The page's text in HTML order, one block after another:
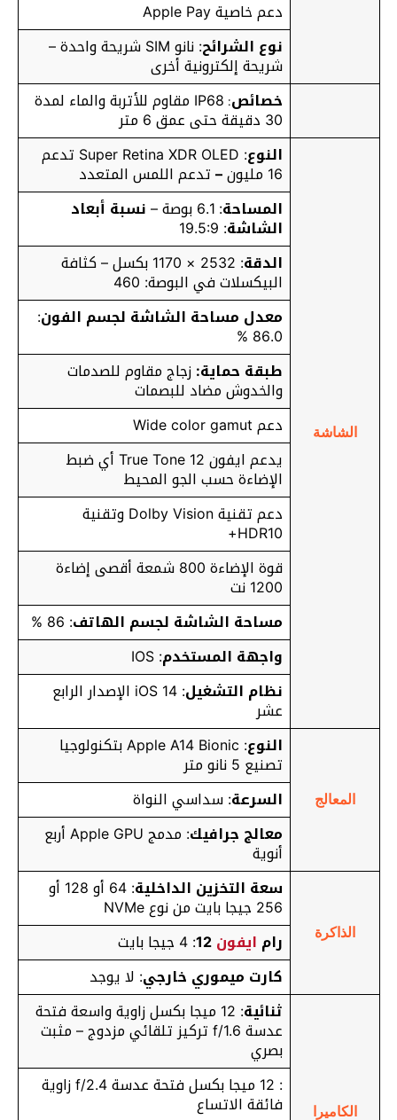
دعم خاصية Apple Pay
نوع الشرائح
: نانو SIM شريحة واحدة –
شريحة إلكترونية أخرى
خصائص: IP68 مقاوم للأتربة والماء لمدة
30 دقيقة حتى عمق 6 متر
الشاشة
النوع : Super Retina XDR OLED تدعم
16 مليون –تدعم اللمس المتعدد
المساحة: 6.1 بوصة – نسبة أبعاد
الشاشة: 19.5:9
الدقة
: 2532 × 1170 بكسل – كثافة
البيكسلات في البوصة: 460
معدل مساحة الشاشة لجسم الفون:
86.0 %
طبقة حماية:زجاج مقاوم للصدمات
والخدوش مضاد للبصمات
دعم Wide color gamut
يدعم ايفون 12 True Tone أي ضبط
الإضاءة حسب الجو المحيط
دعم تقنية Dolby Vision وتقنية
HDR10+
قوة الإضاءة 800 شمعة أقصى إضاءة
1200 نت
مساحة الشاشة لجسم الهاتف: 86 %
واجهة المستخدم: IOS
نظام التشغيل
: iOS 14 الإصدار الرابع
عشر
المعالج
النوع : Apple A14 Bionic بتكنولوجيا
تصنيع 5 نانو متر
السرعة: سداسي النواة
معالج جرافيك
: مدمج Apple GPU أربع
أنوية
الذاكرة
سعة التخزين الداخلية : 64 أو 128 أو
256 جيجا بايت من نوع NVMe
رام ايفون
: 4 جيجا بايت
كارت ميموري خارجي: لا يوجد
الكاميرا
ثنائية : 12 ميجا بكسل زاوية واسعة فتحة
عدسة f/1.6 تركيز تلقائي مزدوج – مثبت
بصري
: 12 ميجا بكسل فتحة عدسة f/2.4 زاوية
فائقة الاتساع